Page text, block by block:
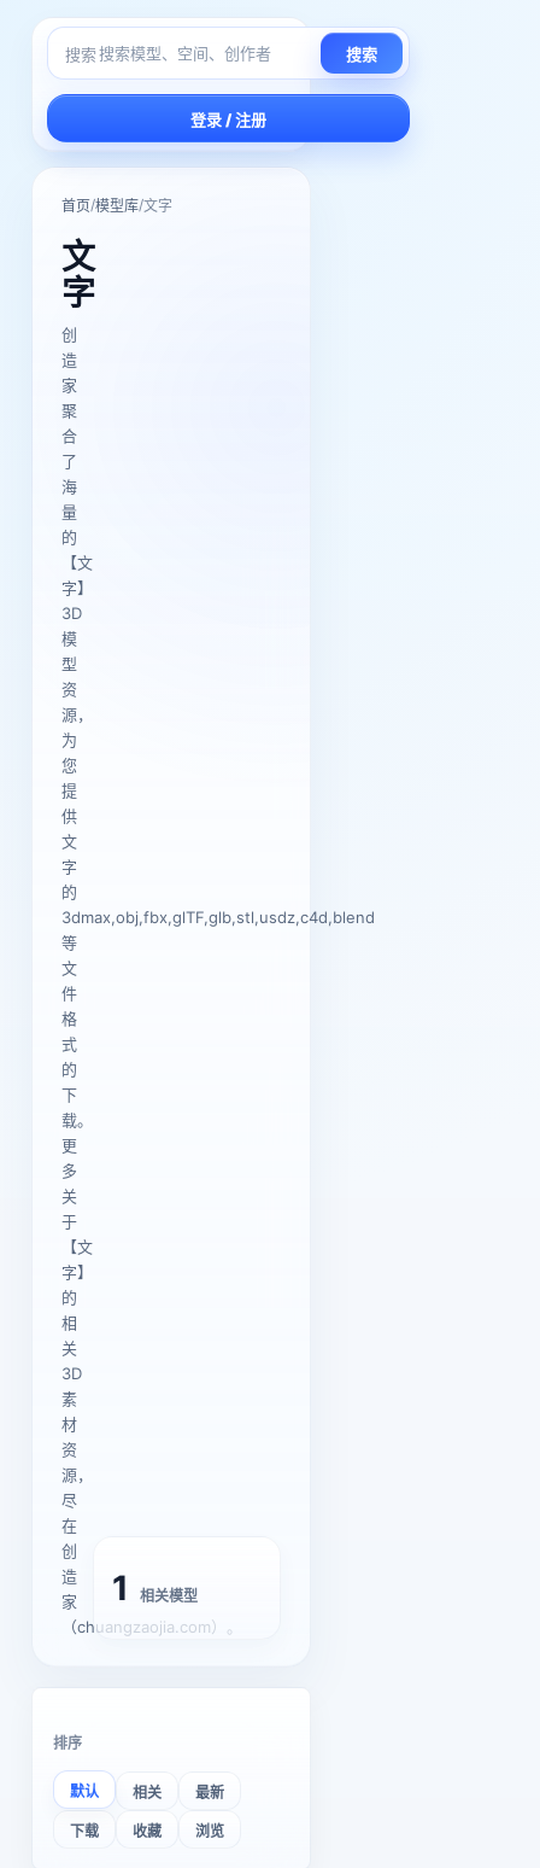
搜索 搜索
登录 / 注册
首页/模型库/文字
文
字
创
造
家
聚
合
了
海
量
的
【文
字】
3D
模
型
资
源，
为
您
提
供
文
字
的
3dmax,obj,fbx,glTF,glb,stl,usdz,c4d,blend
等
文
件
格
式
的
下
载。
更
多
关
于
【文
字】
的
相
关
3D
素
材
资
源，
尽
在
创
造
家
（chuangzaojia.com）。
1 相关模型
排序
默认 相关 最新
下载 收藏 浏览